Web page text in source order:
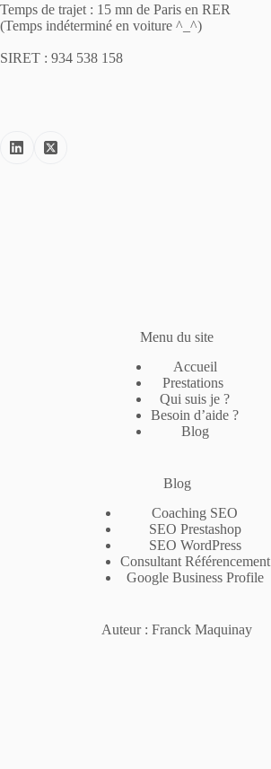
Temps de trajet : 15 mn de Paris en RER
(Temps indéterminé en voiture ^_^)
SIRET : 934 538 158
Menu du site
Accueil
Prestations
Qui suis je ?
Besoin d’aide ?
Blog
Blog
Coaching SEO
SEO Prestashop
SEO WordPress
Consultant Référencement
Google Business Profile
Auteur : Franck Maquinay